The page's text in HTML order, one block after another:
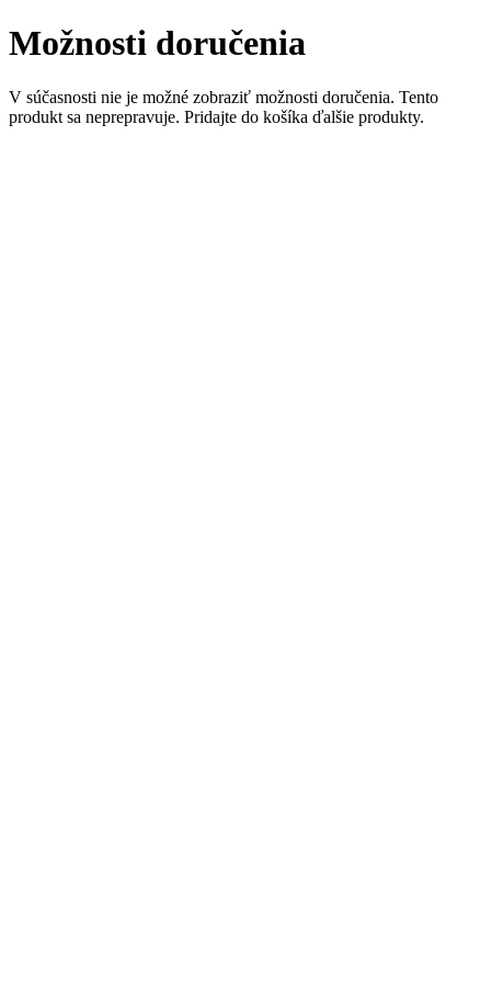
Možnosti doručenia
V súčasnosti nie je možné zobraziť možnosti doručenia. Tento
produkt sa neprepravuje. Pridajte do košíka ďalšie produkty.